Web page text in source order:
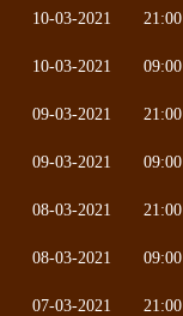
10-03-2021 21:00
10-03-2021 09:00
09-03-2021 21:00
09-03-2021 09:00
08-03-2021 21:00
08-03-2021 09:00
07-03-2021 21:00